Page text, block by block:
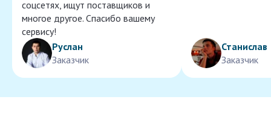
соцсетях, ищут поставщиков и
многое другое. Спасибо вашему
сервису!
Руслан
Заказчик
Станислав
Заказчик